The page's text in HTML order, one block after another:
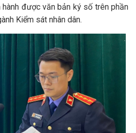
hành được văn bản ký số trên phần
Kiểm sát nhân dân.